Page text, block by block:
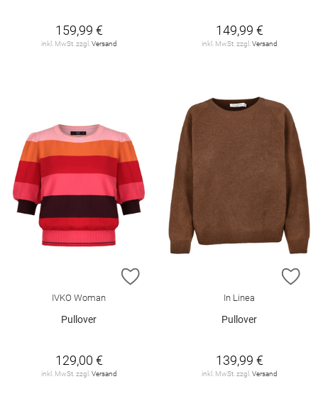
159,99 €
inkl. MwSt. zzgl. Versand
149,99 €
inkl. MwSt. zzgl. Versand
ZUR WUNSCHLISTE HINZUFÜGEN
IVKO Woman
Pullover
129,00 €
inkl. MwSt. zzgl.Versand
In Linea
Pullover
139,99 €
inkl. MwSt. zzgl.Versand